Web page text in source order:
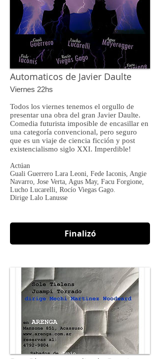
Automaticos de Javier Daulte
Viernes 22hs
Todos los viernes tenemos el orgullo de
presentar una obra del gran Javier Daulte.
Comedia futurista imposible de encasillar en
una categoría convencional, pero seguro
que es un viaje de ciencia ficción y post
existencialismo siglo XXI. Imperdible!
Actúan
Guali Guerrero Lara Leoni, Fede Iaconis, Angie
Navarro, Jose Verta, Agus May, Facu Forgione,
Lucho Lucarelli, Rocío Viegas Gago.
Dirige Lalo Lanusse
Finalizó